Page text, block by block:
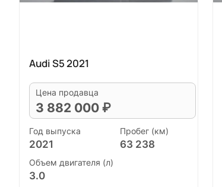
Audi S5 2021
Цена продавца
3 882 000 ₽
Год выпуска
2021
Пробег (км)
63 238
Объем двигателя (л)
3.0